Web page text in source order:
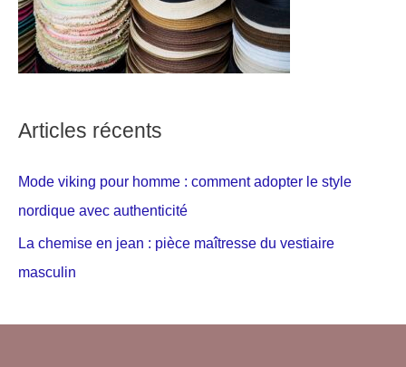
Articles récents
Mode viking pour homme : comment adopter le style
nordique avec authenticité
La chemise en jean : pièce maîtresse du vestiaire
masculin